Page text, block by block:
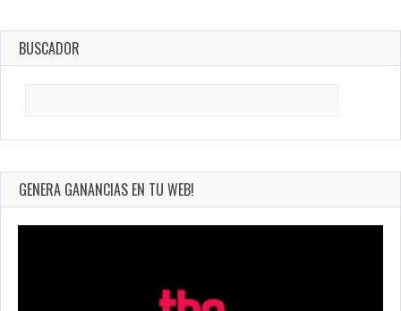
BUSCADOR
GENERA GANANCIAS EN TU WEB!